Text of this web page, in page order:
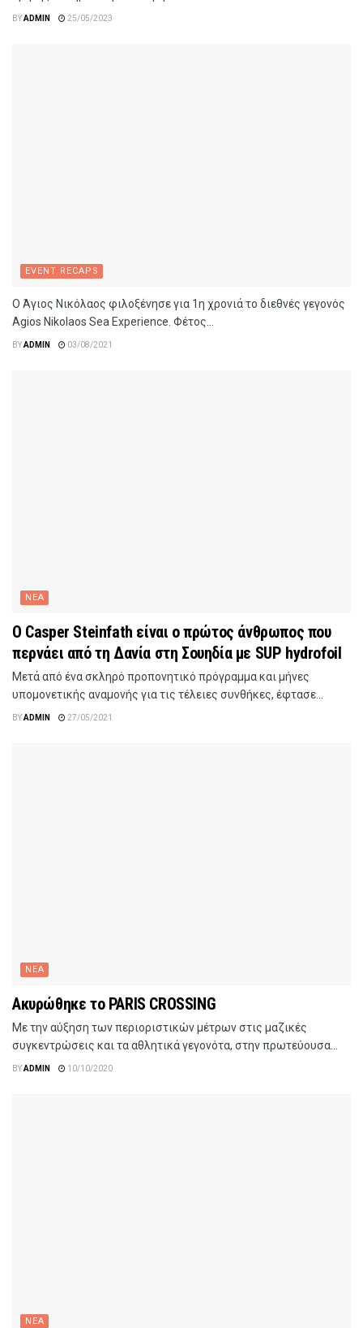
BYADMIN 25/05/2023
EVENT RECAPS
Ο Άγιος Νικόλαος φιλοξένησε για 1η χρονιά το διεθνές γεγονός
Agios Nikolaos Sea Experience. Φέτος...
BYADMIN 03/08/2021
ΝΕΑ
Ο Casper Steinfath είναι ο πρώτος άνθρωπος που
περνάει από τη Δανία στη Σουηδία με SUP hydrofoil
Μετά από ένα σκληρό προπονητικό πρόγραμμα και μήνες
υπομονετικής αναμονής για τις τέλειες συνθήκες, έφτασε...
BYADMIN 27/05/2021
ΝΕΑ
Ακυρώθηκε το PARIS CROSSING
Με την αύξηση των περιοριστικών μέτρων στις μαζικές
συγκεντρώσεις και τα αθλητικά γεγονότα, στην πρωτεύουσα...
BYADMIN 10/10/2020
ΝΕΑ